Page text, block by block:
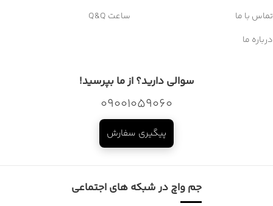
تماس با ما
درباره ما
ساعت Q&Q
سوالی دارید؟ از ما بپرسید!
09001059060
پیگیری سفارش
جم واچ در شبکه های اجتماعی